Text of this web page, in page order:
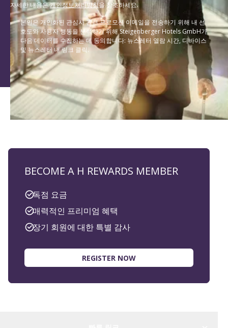
자세한 내용은개인정보처리방침을 참조하세요.
본인은 개인화된 관심사 관련 프로모션 이메일을 전송하기 위해 내 선
호도와 사용자 행동을 분석하기 위해 Steigenberger Hotels GmbH가
다음 데이터를 수집하는 데 동의합니다: 뉴스레터 열람 시간, 디바이스
및 뉴스레터 내 링크 클릭.
BECOME A H REWARDS MEMBER
독점 요금
매력적인 프리미엄 혜택
장기 회원에 대한 특별 감사
REGISTER NOW